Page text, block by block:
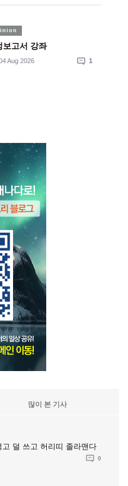
보고서 강좌
Aug 2026 1
많이 본 기사
덜 쓰고 허리띠 졸라맨다
0